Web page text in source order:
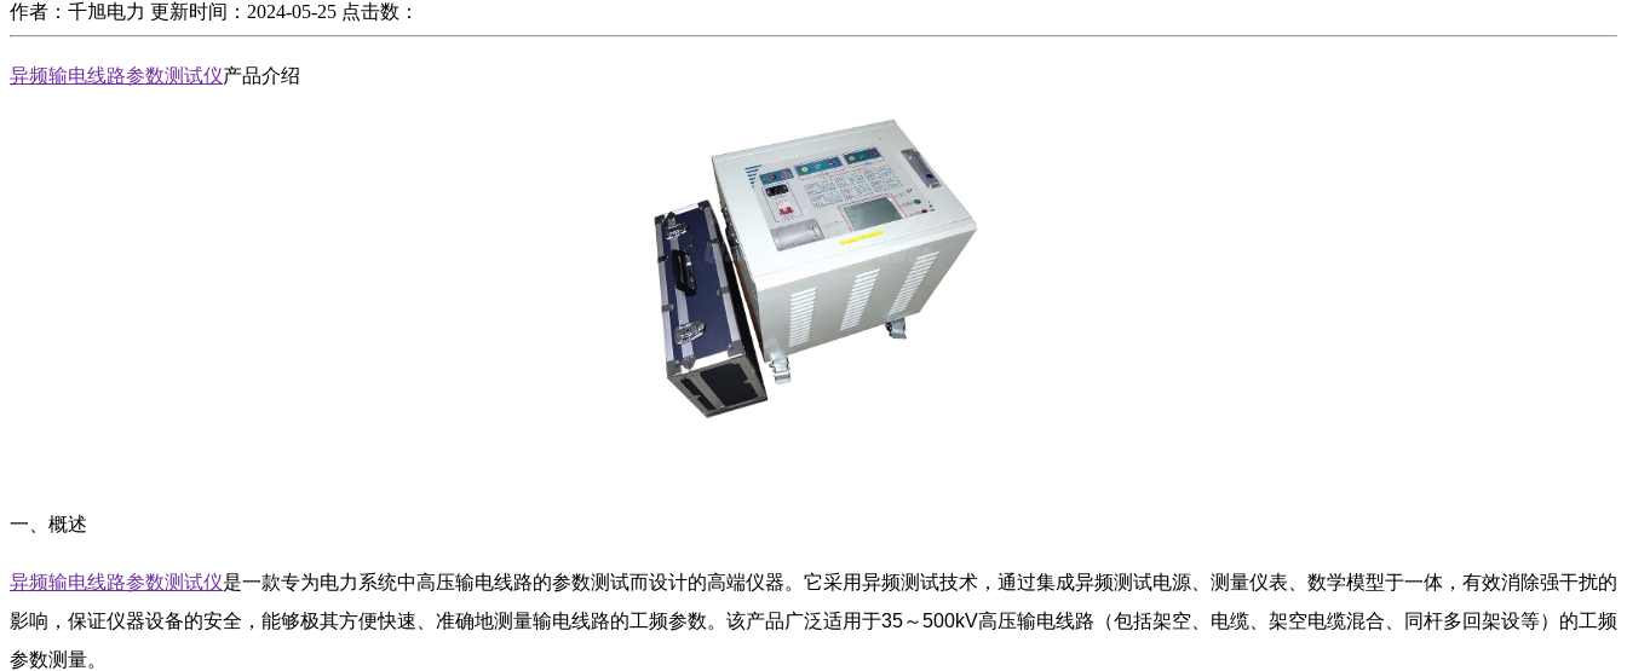
作者：千旭电力 更新时间：2024-05-25 点击数：
异频输电线路参数测试仪产品介绍
一、概述
异频输电线路参数测试仪是一款专为电力系统中高压输电线路的参数测试而设计的高端仪器。它采用异频测试技术，通过集成异频测试电源、测量仪表、数学模型于一体，有效消除强干扰的
影响，保证仪器设备的安全，能够极其方便快速、准确地测量输电线路的工频参数。该产品广泛适用于35～500kV高压输电线路（包括架空、电缆、架空电缆混合、同杆多回架设等）的工频
参数测量。